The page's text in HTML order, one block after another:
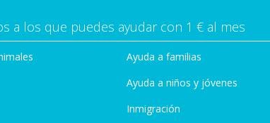
a los que puedes ayudar con 1 € al mes
Ayuda a familias
Ayuda a niños y jóvenes
Inmigración